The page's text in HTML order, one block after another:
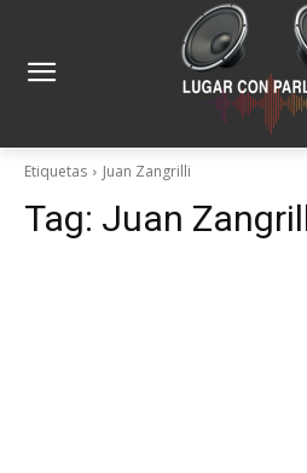
Etiquetas Juan Zangrilli
Tag: Juan